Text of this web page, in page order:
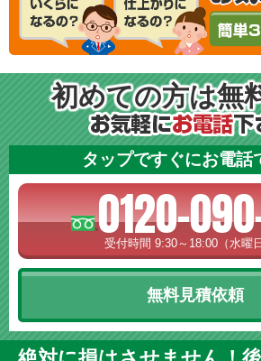
初めての方は無
タップですぐにお電話
0120-
受付時間 9:30～18:00（水曜
無料見積依頼